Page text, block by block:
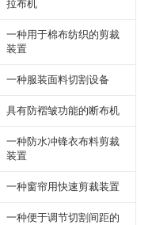
拉布机
一种用于棉布纺织的剪裁
装置
一种服装面料切割设备
具有防褶皱功能的断布机
一种防水冲锋衣布料剪裁
装置
一种窗帘用快速剪裁装置
一种便于调节切割间距的